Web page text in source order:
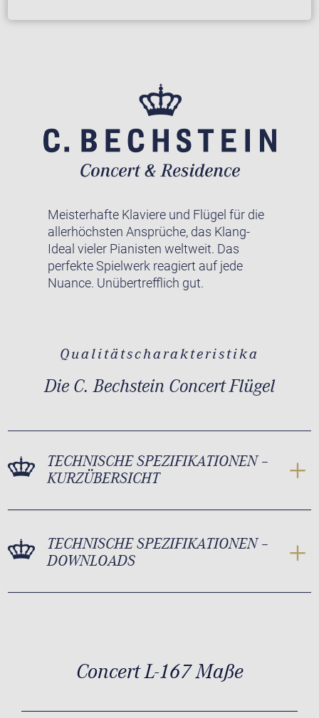
Meisterhafte Klaviere und Flügel für die
allerhöchsten Ansprüche, das Klang-
Ideal vieler Pianisten weltweit. Das
perfekte Spielwerk reagiert auf jede
Nuance. Unübertrefflich gut.
Qualitätscharakteristika
Die C. Bechstein Concert Flügel
TECHNISCHE SPEZIFIKATIONEN –
KURZÜBERSICHT
TECHNISCHE SPEZIFIKATIONEN –
DOWNLOADS
Concert L-167 Maße